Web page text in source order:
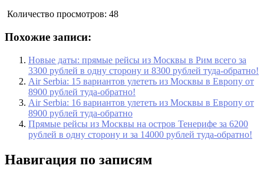
Количество просмотров: 48
Похожие записи:
Новые даты: прямые рейсы из Москвы в Рим всего за
3300 рублей в одну сторону и 8300 рублей туда-обратно!
Air Serbia: 15 вариантов улететь из Москвы в Европу от
8900 рублей туда-обратно!
Air Serbia: 16 вариантов улететь из Москвы в Европу от
8900 рублей туда-обратно
Прямые рейсы из Москвы на остров Тенерифе за 6200
рублей в одну сторону и за 14000 рублей туда-обратно!
Навигация по записям